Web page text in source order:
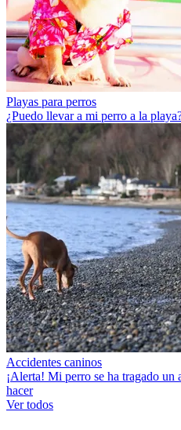
Playas para perros
¿Puedo llevar a mi perro a la
Accidentes caninos
¡Alerta! Mi perro se ha tragado un
hacer
Ver todos